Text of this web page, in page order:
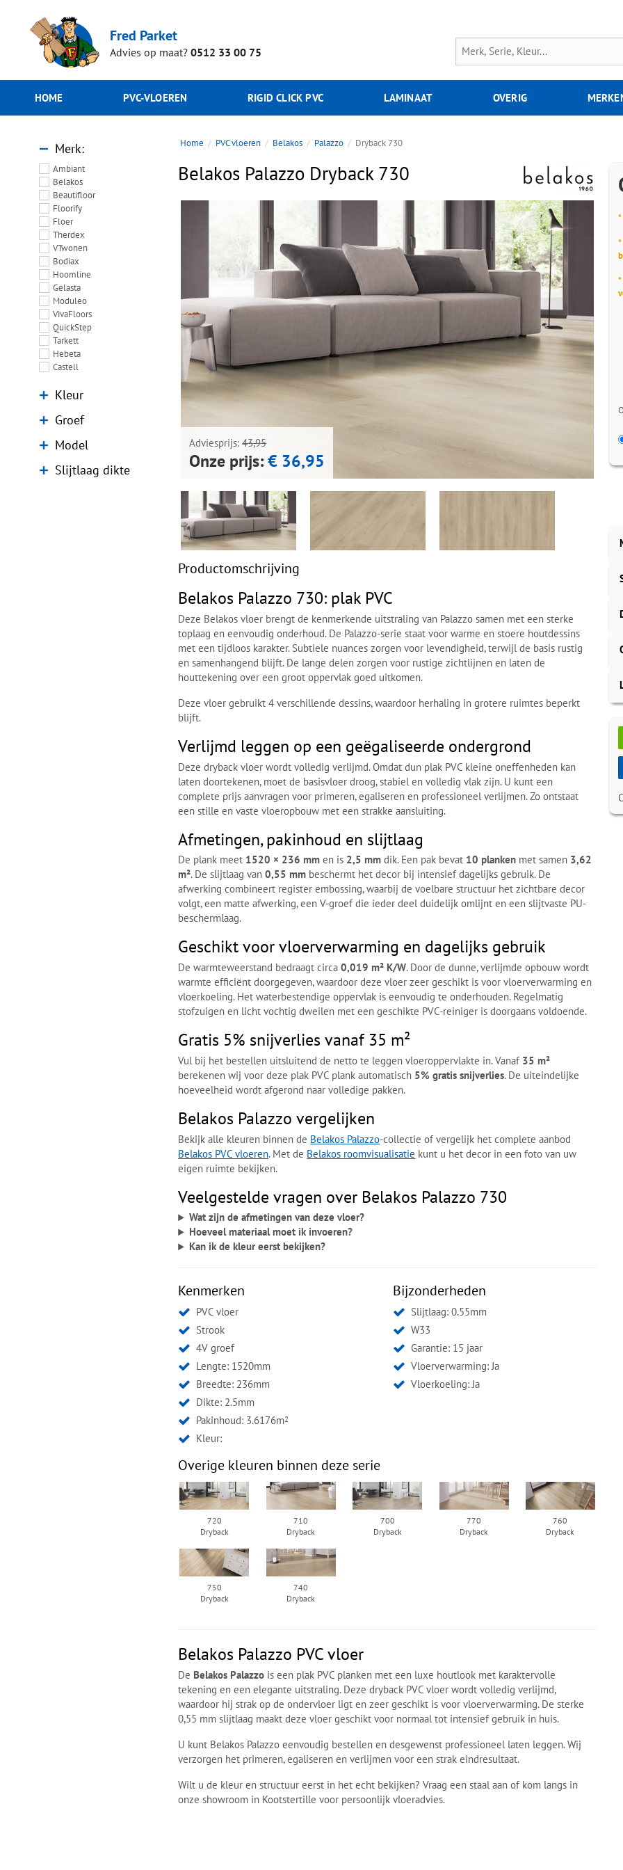
Fred Parket
Advies op maat? 0512 33 00 75
HOME PVC-VLOEREN RIGID CLICK PVC LAMINAAT OVERIG
Merk
Ambiant
Belakos
Beautifloor
Floorify
Floer
Therdex
VTwonen
Bodiax
Hoomline
Gelasta
Moduleo
VivaFloors
QuickStep
Tarkett
Hebeta
Castell
Kleur
Groef
Model
Slijtlaag dikte
Home PVC vloeren Belakos Palazzo Dryback 730
Belakos Palazzo Dryback 730
Adviesprijs:43,95
Onze prijs: € 36,95
Productomschrijving
Belakos Palazzo 730: plak PVC
Deze Belakos vloer brengt de kenmerkende uitstraling van Palazzo samen met een sterke
toplaag en eenvoudig onderhoud. De Palazzo-serie staat voor warme en stoere houtdessins
met een tijdloos karakter. Subtiele nuances zorgen voor levendigheid, terwijl de basis rustig
en samenhangend blijft. De lange delen zorgen voor rustige zichtlijnen en laten de
houttekening over een groot oppervlak goed uitkomen.
Deze vloer gebruikt 4 verschillende dessins, waardoor herhaling in grotere ruimtes beperkt
blijft.
Verlijmd leggen op een geëgaliseerde ondergrond
Deze dryback vloer wordt volledig verlijmd. Omdat dun plak PVC kleine oneffenheden kan
laten doortekenen, moet de basisvloer droog, stabiel en volledig vlak zijn. U kunt een
complete prijs aanvragen voor primeren, egaliseren en professioneel verlijmen. Zo ontstaat
een stille en vaste vloeropbouw met een strakke aansluiting.
Afmetingen, pakinhoud en slijtlaag
De plank meet 1520 × 236 mm en is 2,5 mm dik. Een pak bevat 10 planken met samen 3,62
m². De slijtlaag van0,55 mm beschermt het decor bij intensief dagelijks gebruik. De
afwerking combineert register embossing, waarbij de voelbare structuur het zichtbare decor
volgt, een matte afwerking, een V-groef die ieder deel duidelijk omlijnt en een slijtvaste PU-
beschermlaag.
Geschikt voor vloerverwarming en dagelijks gebruik
De warmteweerstand bedraagt circa0,019 m² K/W. Door de dunne, verlijmde opbouw wordt
warmte efficiënt doorgegeven, waardoor deze vloer zeer geschikt is voor vloerverwarming en
vloerkoeling. Het waterbestendige oppervlak is eenvoudig te onderhouden. Regelmatig
stofzuigen en licht vochtig dweilen met een geschikte PVC-reiniger is doorgaans voldoende.
Gratis 5% snijverlies vanaf 35 m²
Vul bij het bestellen uitsluitend de netto te leggen vloeroppervlakte in. Vanaf 35 m²
berekenen wij voor deze plak PVC plank automatisch 5% gratis snijverlies. De uiteindelijke
hoeveelheid wordt afgerond naar volledige pakken.
Belakos Palazzo vergelijken
Bekijk alle kleuren binnen de Belakos Palazzo-collectie of vergelijk het complete aanbod
Belakos PVC vloeren. Met de Belakos roomvisualisatie kunt u het decor in een foto van uw
eigen ruimte bekijken.
Veelgestelde vragen over Belakos Palazzo 730
Wat zijn de afmetingen van deze vloer?
Hoeveel materiaal moet ik invoeren?
Kan ik de kleur eerst bekijken?
Kenmerken
PVC vloer
Strook
4V groef
Lengte: 1520mm
Breedte: 236mm
Dikte: 2.5mm
Pakinhoud: 3.6176m2
Kleur:
Bijzonderheden
Slijtlaag: 0.55mm
W33
Garantie: 15 jaar
Vloerverwarming: Ja
Vloerkoeling: Ja
Overige kleuren binnen deze serie
720
Dryback
710
Dryback
700
Dryback
770
Dryback
760
Dryback
750
Dryback
740
Dryback
Belakos Palazzo PVC vloer
De Belakos Palazzo is een plak PVC planken met een luxe houtlook met karaktervolle
tekening en een elegante uitstraling. Deze dryback PVC vloer wordt volledig verlijmd,
waardoor hij strak op de ondervloer ligt en zeer geschikt is voor vloerverwarming. De sterke
0,55 mm slijtlaag maakt deze vloer geschikt voor normaal tot intensief gebruik in huis.
U kunt Belakos Palazzo eenvoudig bestellen en desgewenst professioneel laten leggen. Wij
verzorgen het primeren, egaliseren en verlijmen voor een strak eindresultaat.
Wilt u de kleur en structuur eerst in het echt bekijken? Vraag een staal aan of kom langs in
onze showroom in Kootstertille voor persoonlijk vloeradvies.